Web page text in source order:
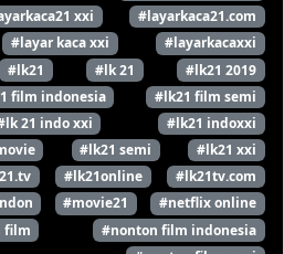
xxi
#layarkaca21.com
#layar kaca xxi
#layarkacaxxi
#lk21 #lk 21
#lk21 2019
film indonesia
#lk21 film semi
21 indo xxi
#lk21 indoxxi
#lk21 semi
#lk21 xxi
#lk21online
#lk21tv.com
#movie21
#netflix online
film
#nonton film indonesia